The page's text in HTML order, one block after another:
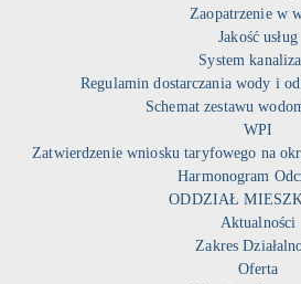
Zaopatrzenie w
Jakość usług
System
Regulamin dostarczania wody i
Schemat zestawu
WPI
Zatwierdzenie wniosku taryfowego na
Harmonogram
ODDZIAŁ
Aktualności
Zakres
Oferta